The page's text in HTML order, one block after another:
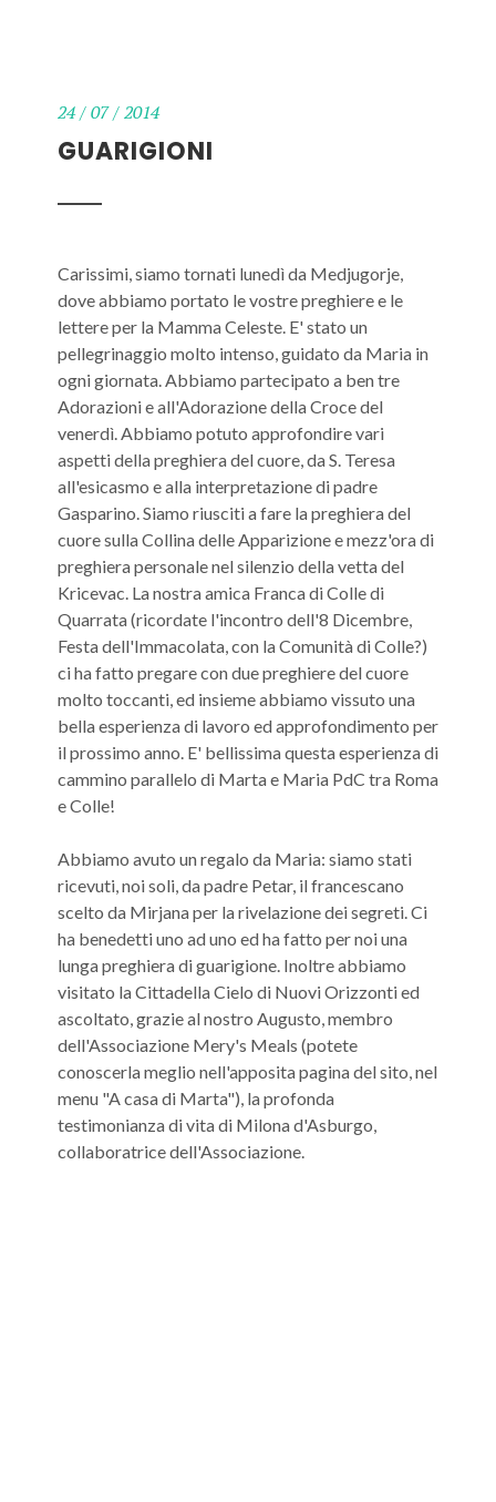
24 / 07 / 2014
GUARIGIONI
Carissimi, siamo tornati lunedì da Medjugorje,
dove abbiamo portato le vostre preghiere e le
lettere per la Mamma Celeste. E' stato un
pellegrinaggio molto intenso, guidato da Maria in
ogni giornata. Abbiamo partecipato a ben tre
Adorazioni e all'Adorazione della Croce del
venerdì. Abbiamo potuto approfondire vari
aspetti della preghiera del cuore, da S. Teresa
all'esicasmo e alla interpretazione di padre
Gasparino. Siamo riusciti a fare la preghiera del
cuore sulla Collina delle Apparizione e mezz'ora di
preghiera personale nel silenzio della vetta del
Kricevac. La nostra amica Franca di Colle di
Quarrata (ricordate l'incontro dell'8 Dicembre,
Festa dell'Immacolata, con la Comunità di Colle?)
ci ha fatto pregare con due preghiere del cuore
molto toccanti, ed insieme abbiamo vissuto una
bella esperienza di lavoro ed approfondimento per
il prossimo anno. E' bellissima questa esperienza di
cammino parallelo di Marta e Maria PdC tra Roma
e Colle!
Abbiamo avuto un regalo da Maria: siamo stati
ricevuti, noi soli, da padre Petar, il francescano
scelto da Mirjana per la rivelazione dei segreti. Ci
ha benedetti uno ad uno ed ha fatto per noi una
lunga preghiera di guarigione. Inoltre abbiamo
visitato la Cittadella Cielo di Nuovi Orizzonti ed
ascoltato, grazie al nostro Augusto, membro
dell'Associazione Mery's Meals (potete
conoscerla meglio nell'apposita pagina del sito, nel
menu "A casa di Marta"), la profonda
testimonianza di vita di Milona d'Asburgo,
collaboratrice dell'Associazione.